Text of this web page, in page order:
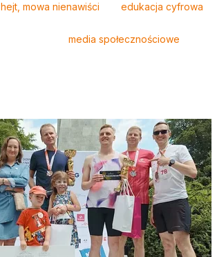
hejt, mowa nienawiści edukacja cyfrowa
media społecznościowe